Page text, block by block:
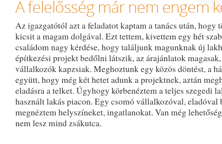
A felelősség már nem engem
Az igazgatótól azt a feladatot kaptam a tanács után, hogy
kicsit a magam dolgával. Ezt tettem, kivettem egy hét
családom nagy kérdése, hogy találjunk magunknak új
építkezési projekt bedőlni látszik, az árajánlatok
vállalkozók kapzsiak. Meghoztunk egy közös döntést, a
együtt, hogy még két hetet adunk a projektnek, aztán
eladásra a telket. Úgyhogy körbenéztem a teljes szegedi
használt lakás piacon. Egy csomó vállalkozóval, eladóval
megnéztem helyszíneket, ingatlanokat. Van még
nem lesz mind zsákutca.